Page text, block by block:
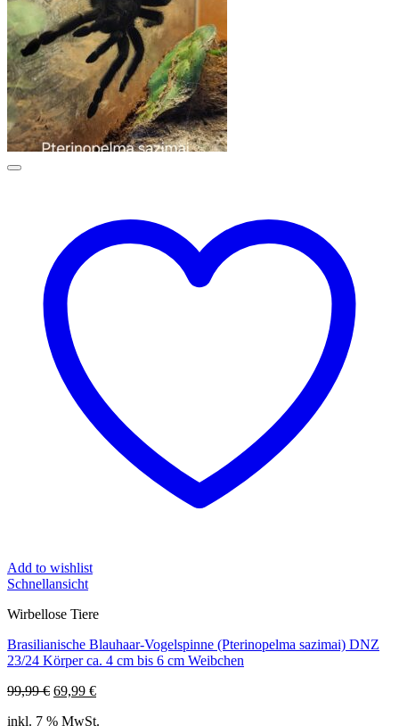
Add to wishlist
Schnellansicht
Wirbellose Tiere
Brasilianische Blauhaar-Vogelspinne (Pterinopelma sazimai) DNZ
23/24 Körper ca. 4 cm bis 6 cm Weibchen
99,99€ Ursprünglicher
war:
69,99 €Aktueller
ist:
inkl. 7 % MwSt.